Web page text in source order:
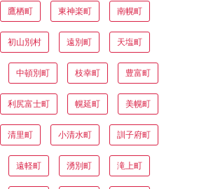
鷹栖町 東神楽町 南幌町
初山別村 遠別町 天塩町
中頓別町 枝幸町 豊富町
利尻富士町 幌延町 美幌町
清里町 小清水町 訓子府町
遠軽町 湧別町 滝上町